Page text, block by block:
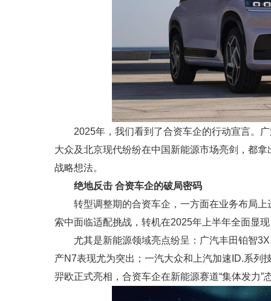
2025年，我们看到了合资车企的行动宣言。
大众及北京现代纷纷在中国新能源市场亮剑，都
战略想法。
绝地反击 合资车企的破局密码
转型调整期的合资车企，一方面在业务布局
索中面临适配挑战，转机在2025年上半年全面显
尤其是新能源领域亮点纷呈：广汽丰田铂智
产N7表现尤为突出；一汽大众和上汽加速ID.系列
羿欧正式亮相，合资车企在新能源赛道“集体发力”